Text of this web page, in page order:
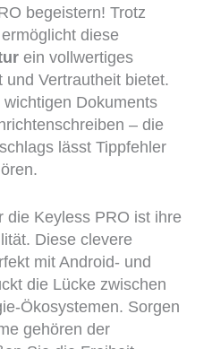
begeistern! Trotz
diese
ein vollwertiges
Vertrautheit bietet.
Dokuments
– die
lässt Tippfehler
die Keyless PRO ist ihre
Diese clevere
mit Android- und
die Lücke zwischen
Ökosystemen. Sorgen
gehören der